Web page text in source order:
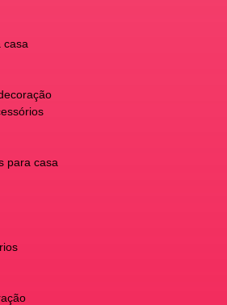
casa
para casa